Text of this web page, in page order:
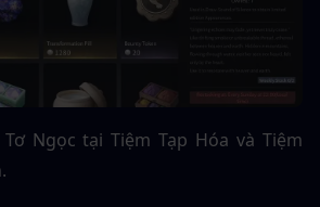
Ngọc tại Tiệm Tạp Hóa và Tiệm